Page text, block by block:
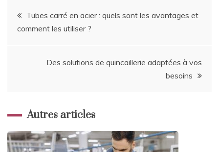
Navigation
de
l’article
Tubes carré en acier : quels sont les avantages et
comment les utiliser ?
Des solutions de quincaillerie adaptées à vos
besoins
Autres articles